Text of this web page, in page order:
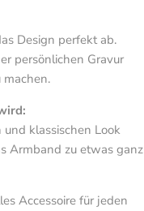
Design perfekt ab.
persönlichen Gravur
machen.
klassischen Look
Armband zu etwas ganz
Accessoire für jeden